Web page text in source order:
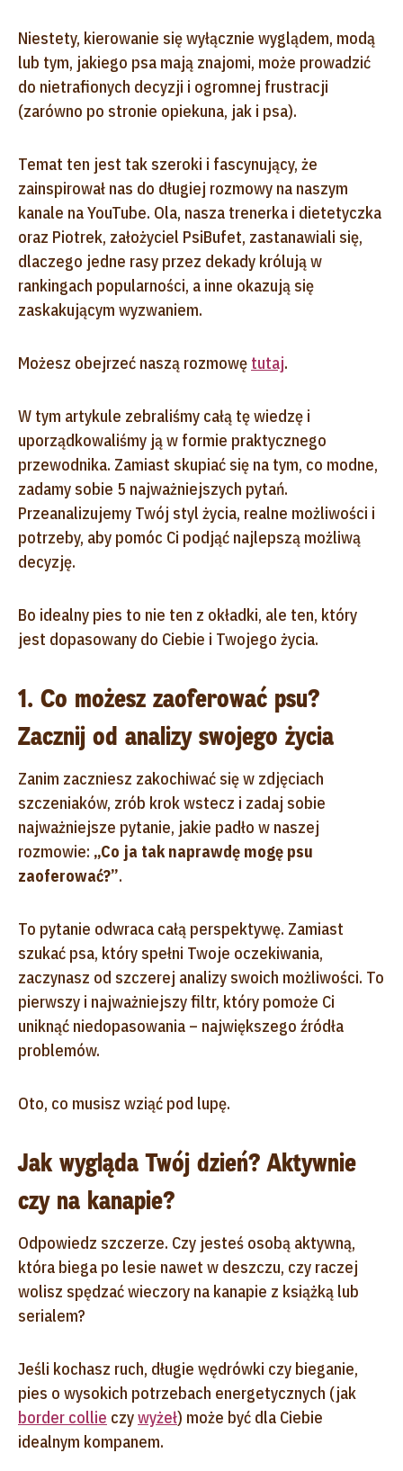
Niestety, kierowanie się wyłącznie wyglądem, modą
lub tym, jakiego psa mają znajomi, może prowadzić
do nietrafionych decyzji i ogromnej frustracji
(zarówno po stronie opiekuna, jak i psa).
Temat ten jest tak szeroki i fascynujący, że
zainspirował nas do długiej rozmowy na naszym
kanale na YouTube. Ola, nasza trenerka i dietetyczka
oraz Piotrek, założyciel PsiBufet, zastanawiali się,
dlaczego jedne rasy przez dekady królują w
rankingach popularności, a inne okazują się
zaskakującym wyzwaniem.
Możesz obejrzeć naszą rozmowę tutaj.
W tym artykule zebraliśmy całą tę wiedzę i
uporządkowaliśmy ją w formie praktycznego
przewodnika. Zamiast skupiać się na tym, co modne,
zadamy sobie 5 najważniejszych pytań.
Przeanalizujemy Twój styl życia, realne możliwości i
potrzeby, aby pomóc Ci podjąć najlepszą możliwą
decyzję.
Bo idealny pies to nie ten z okładki, ale ten, który
jest dopasowany do Ciebie i Twojego życia.
1. Co możesz zaoferować psu?
Zacznij od analizy swojego życia
Zanim zaczniesz zakochiwać się w zdjęciach
szczeniaków, zrób krok wstecz i zadaj sobie
najważniejsze pytanie, jakie padło w naszej
rozmowie: „Co ja tak naprawdę mogę psu
zaoferować?”.
To pytanie odwraca całą perspektywę. Zamiast
szukać psa, który spełni Twoje oczekiwania,
zaczynasz od szczerej analizy swoich możliwości. To
pierwszy i najważniejszy filtr, który pomoże Ci
uniknąć niedopasowania – największego źródła
problemów.
Oto, co musisz wziąć pod lupę.
Jak wygląda Twój dzień? Aktywnie
czy na kanapie?
Odpowiedz szczerze. Czy jesteś osobą aktywną,
która biega po lesie nawet w deszczu, czy raczej
wolisz spędzać wieczory na kanapie z książką lub
serialem?
Jeśli kochasz ruch, długie wędrówki czy bieganie,
pies o wysokich potrzebach energetycznych (jak
border collie czywyżeł) może być dla Ciebie
idealnym kompanem.